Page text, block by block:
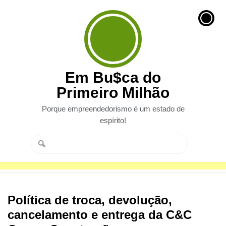
Em Bu$ca do
Primeiro Milhão
Porque empreendedorismo é um estado de
espírito!
Política de troca, devolução,
cancelamento e entrega da C&C